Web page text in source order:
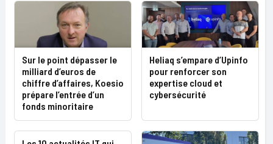
Sur le point dépasser le
milliard d’euros de
chiffre d’affaires, Koesio
prépare l’entrée d’un
fonds minoritaire
Heliaq s’empare d’Upinfo
pour renforcer son
expertise cloud et
cybersécurité